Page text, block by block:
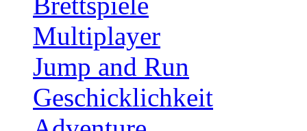
Multiplayer
Jump and Run
Geschicklichkeit